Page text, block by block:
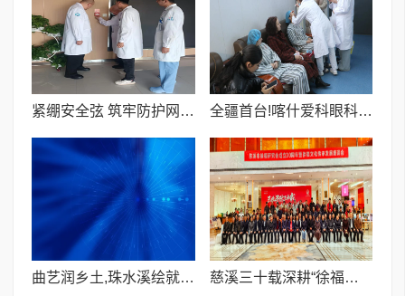
紧绷安全弦 筑牢防护网I图木舒克团结医院开展节前消防安全专项检查 全疆首台!喀什爱科眼科CLEAR超清全飞激光设备投入使用
曲艺润乡土,珠水溪绘就新春文化画卷 慈溪三十载深耕“徐福东渡”文化 联结古今助力“一带一路”